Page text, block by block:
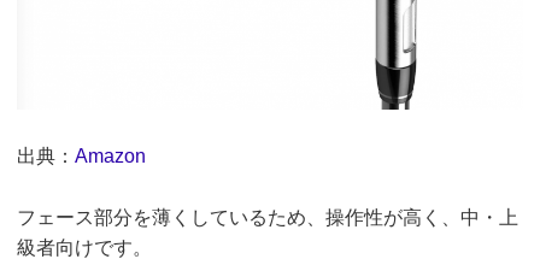
出典： Amazon
フェース部分を薄くしているため、操作性が高く、中・上
級者向けです。